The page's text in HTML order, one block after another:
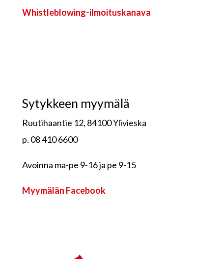
Whistleblowing-ilmoituskanava
Sytykkeen myymälä
Ruutihaantie 12, 84100 Ylivieska
p. 08 410 6600
Avoinna ma-pe 9-16 ja pe 9-15
Myymälän Facebook